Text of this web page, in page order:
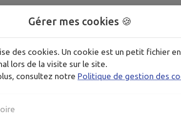
Gérer mes cookies 🍪
des cookies. Un cookie est un petit fichier
lors de la visite sur le site.
consultez notre Politique de gestion des